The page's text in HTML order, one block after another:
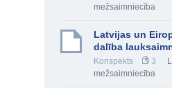
mežsaimniecība
Latvijas un
dalība
Konspekts 3
mežsaimniecība